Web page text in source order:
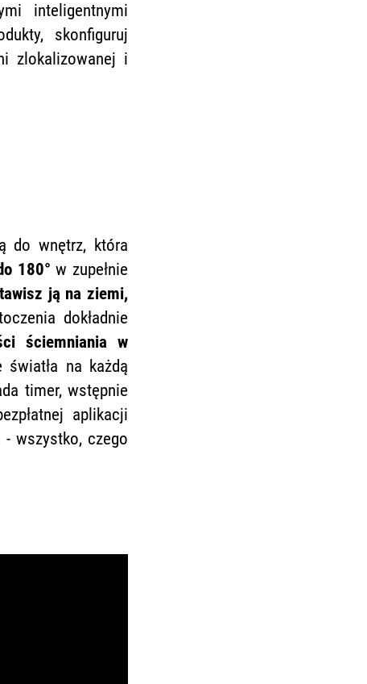
inteligentnymi
skonfiguruj
zlokalizowanej i
do wnętrz, która
180° w zupełnie
ją na ziemi,
dokładnie
ściemniania w
na każdą
timer, wstępnie
aplikacji
- wszystko, czego